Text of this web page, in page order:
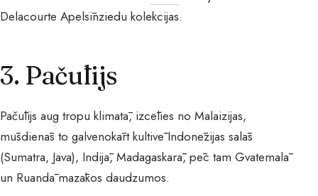
Delacourte Apelsīnziedu kolekcijas.
3. Pačūlijs
Pačūlijs aug tropu klimatā, izcēlies no Malaizijas,
mūsdienās to galvenokārt kultivē Indonēzijas salās
(Sumatra, Java), Indijā, Madagaskarā, pēc tam Gvatemalā
un Ruandā mazākos daudzumos.